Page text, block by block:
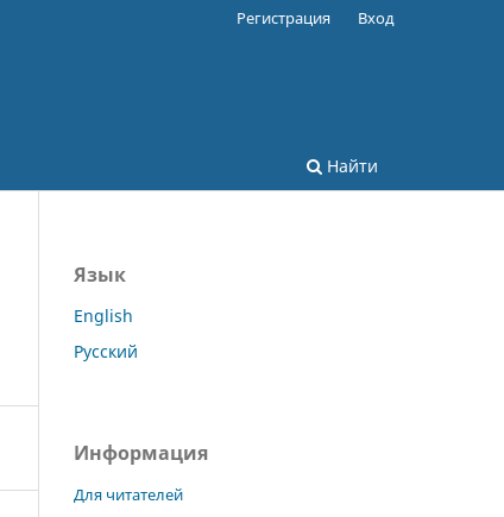
Найти
Регистрация Вход
Язык
English
Русский
Информация
Для читателей